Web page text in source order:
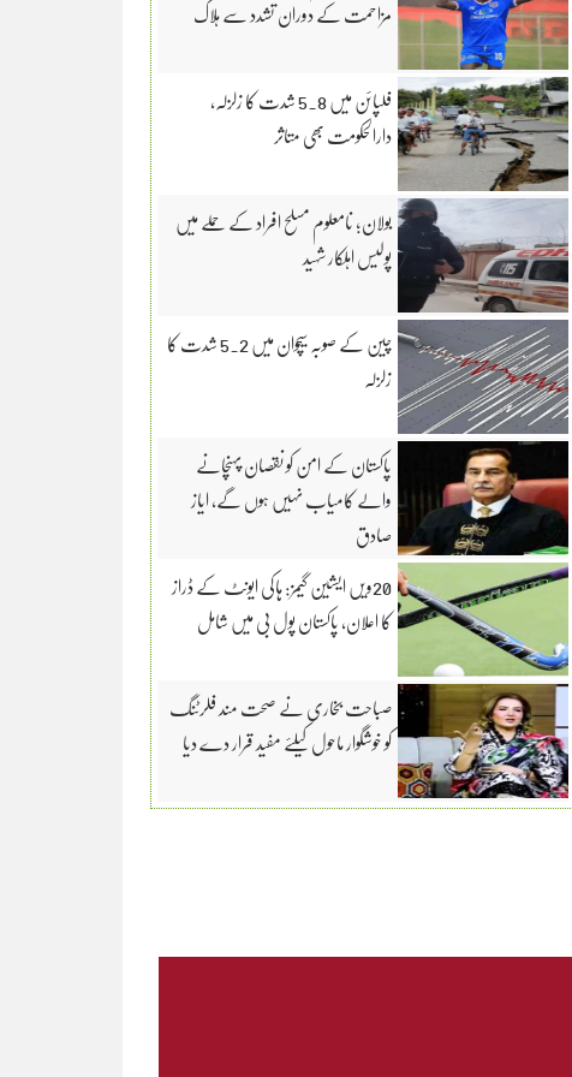
مزاحمت کے دوران تشدد سے ہلاک
فلپائن میں 5.8 شدت کا زلزلہ،
دارالحکومت بھی متاثر
بولان؛ نامعلوم مسلح افراد کے حملے میں
پولیس اہلکار شہید
چین کے صوبہ سیچوان میں 5.2 شدت کا
زلزلہ
پاکستان کے امن کو نقصان پہنچانے
والے کامیاب نہیں ہوں گے، ایاز
صادق
20ویں ایشین گیمز: ہاکی ایونٹ کے ڈراز
کا اعلان، پاکستان پول بی میں شامل
صباحت بخاری نے صحت مند فلرٹنگ
کو خوشگوار ماحول کیلئے مفید قرار دے دیا